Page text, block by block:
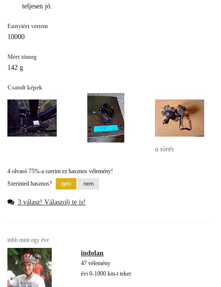
teljesen jó.
Ennyiért vettem
10000
Mért tömeg
142 g
Csatolt képek
a törés
4 olvasó 75%-a szerint ez hasznos vélemény!
Szerinted hasznos?
3 válasz! Válaszolj te is!
több mint egy éve
indolan
47 vélemény
évi 0-1000 km-t teker